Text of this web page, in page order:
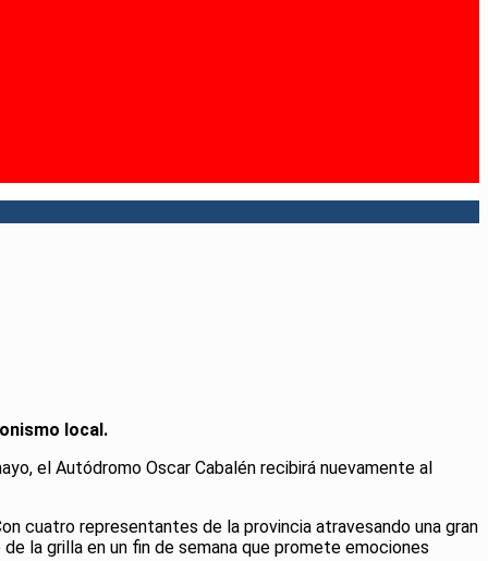
local.
el Autódromo Oscar Cabalén recibirá nuevamente al
cuatro representantes de la provincia atravesando una gran
la grilla en un fin de semana que promete emociones